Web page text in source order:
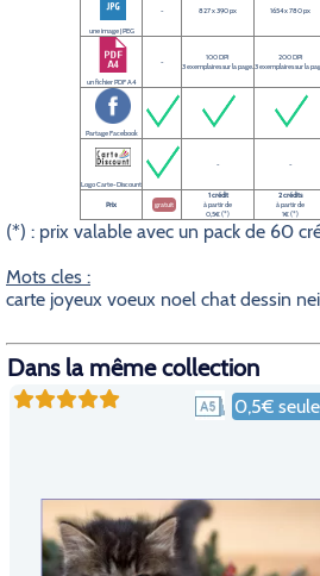
une image JPEG
- 827 x 390 px 1654 x 780 px
un fichier PDF A4
-
100 DPI
3 exemplaires sur la page.
200 DPI
3 exemplaires sur la
Partage Facebook
Logo Carte-Discount
- -
Prix gratuit
1 crédit
à partir de
0,5€ (*)
2 crédits
à partir de
1€ (*)
(*) : prix valable avec un pack de 60
Mots cles :
carte joyeux voeux noel chat dessin
Dans la même collection
0,5€